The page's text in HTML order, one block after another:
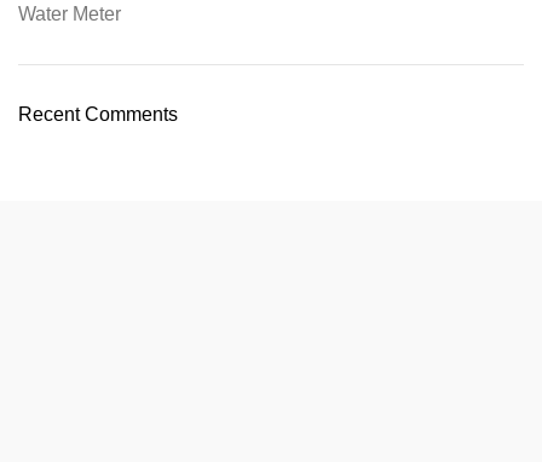
Water Meter
Recent Comments